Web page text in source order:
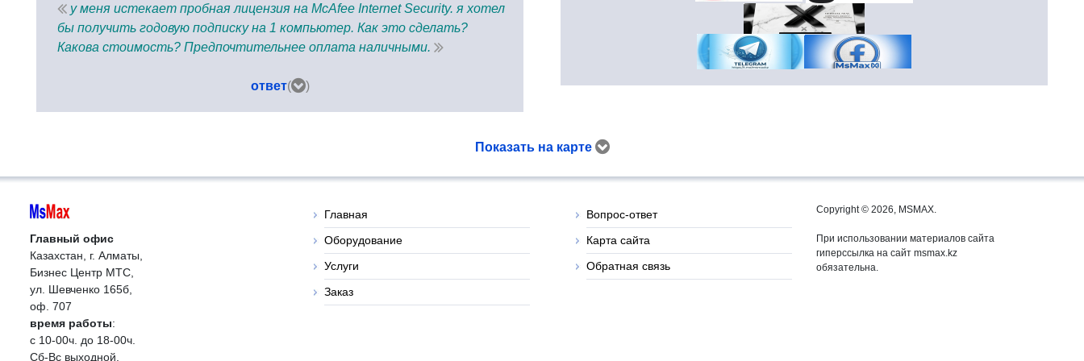
у меня истекает пробная лицензия на McAfee Internet Security. я хотел
бы получить годовую подписку на 1 компьютер. Как это сделать?
Какова стоимость? Предпочтительнее оплата наличными.
ответ( )
Показать на карте
Главный офис
Казахстан, г. Алматы,
Бизнес Центр МТС,
ул. Шевченко 165б,
оф. 707
время работы:
с 10-00ч. до 18-00ч.
Сб-Вс выходной.
Главная
Оборудование
Услуги
Заказ
Вопрос-ответ
Карта сайта
Обратная связь
Copyright © 2026, MSMAX.
При использовании материалов сайта
гиперссылка на сайт msmax.kz
обязательна.